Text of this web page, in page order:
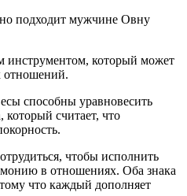
инструментом, который может
отношений.
способны уравновесить
считает, что
чтобы исполнить
в отношениях. Оба знака
что каждый дополняет